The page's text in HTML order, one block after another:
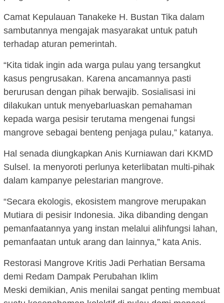
Camat Kepulauan Tanakeke H. Bustan Tika dalam
sambutannya mengajak masyarakat untuk patuh
terhadap aturan pemerintah.
“Kita tidak ingin ada warga pulau yang tersangkut
kasus pengrusakan. Karena ancamannya pasti
berurusan dengan pihak berwajib. Sosialisasi ini
dilakukan untuk menyebarluaskan pemahaman
kepada warga pesisir terutama mengenai fungsi
mangrove sebagai benteng penjaga pulau,” katanya.
Hal senada diungkapkan Anis Kurniawan dari KKMD
Sulsel. Ia menyoroti perlunya keterlibatan multi-pihak
dalam kampanye pelestarian mangrove.
“Secara ekologis, ekosistem mangrove merupakan
Mutiara di pesisir Indonesia. Jika dibanding dengan
pemanfaatannya yang instan melalui alihfungsi lahan,
pemanfaatan untuk arang dan lainnya,” kata Anis.
Restorasi Mangrove Kritis Jadi Perhatian Bersama
demi Redam Dampak Perubahan Iklim
Meski demikian, Anis menilai sangat penting membuat